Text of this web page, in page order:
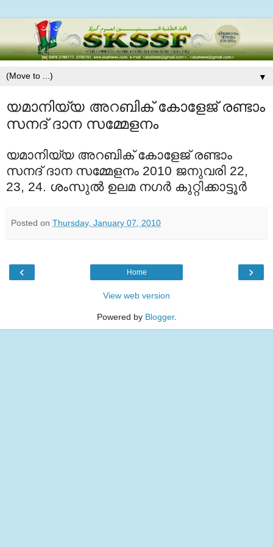
▼
യമാനിയ്യ അറബിക് കോളേജ് രണ്ടാം
സനദ്‍ ദാന സമ്മേളനം
യമാനിയ്യ അറബിക് കോളേജ് രണ്ടാം
സനദ്‍ ദാന സമ്മേളനം 2010 ജനുവരി 22,
23, 24. ശംസുല്‍ ഉലമ നഗര്‍ കുറ്റിക്കാട്ടൂര്‍
Posted on Thursday, January 07, 2010
‹ ›
Home
View web version
Powered by Blogger.